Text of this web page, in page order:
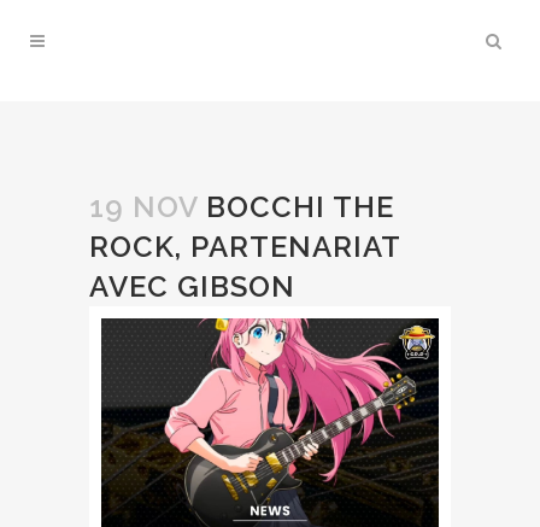
19 NOV BOCCHI THE
ROCK, PARTENARIAT
AVEC GIBSON